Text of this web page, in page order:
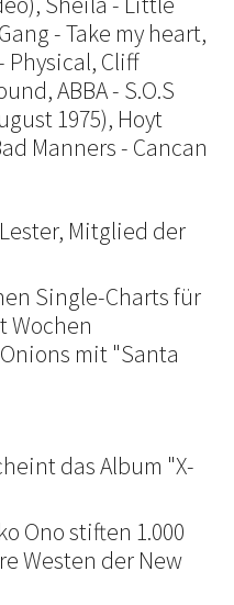
- Take my heart,
Physical, Cliff
ABBA - S.O.S
1975), Hoyt
Manners - Cancan
Mitglied der
Single-Charts für
Wochen
mit "Santa
das Album "X-
Ono stiften 1.000
Westen der New